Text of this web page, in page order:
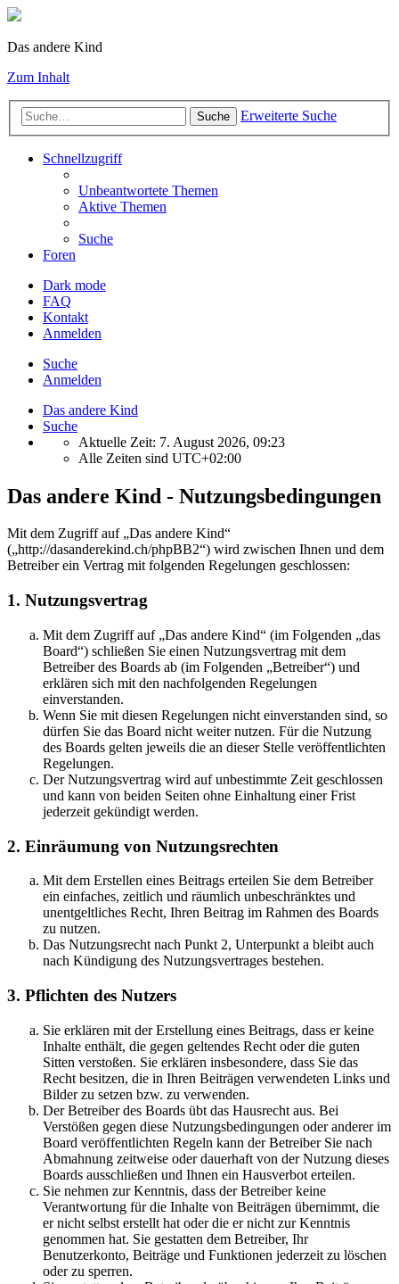
Das andere Kind
Zum Inhalt
Suche Erweiterte Suche
Schnellzugriff
Unbeantwortete Themen
Aktive Themen
Suche
Foren
Dark mode
FAQ
Kontakt
Anmelden
Suche
Anmelden
Das andere Kind
Suche
Aktuelle Zeit: 7. August 2026, 09:23
Alle Zeiten sind UTC+02:00
Das andere Kind - Nutzungsbedingungen
Mit dem Zugriff auf „Das andere Kind“
(„http://dasanderekind.ch/phpBB2“) wird zwischen Ihnen und dem
Betreiber ein Vertrag mit folgenden Regelungen geschlossen:
1. Nutzungsvertrag
Mit dem Zugriff auf „Das andere Kind“ (im Folgenden „das
Board“) schließen Sie einen Nutzungsvertrag mit dem
Betreiber des Boards ab (im Folgenden „Betreiber“) und
erklären sich mit den nachfolgenden Regelungen
einverstanden.
Wenn Sie mit diesen Regelungen nicht einverstanden sind, so
dürfen Sie das Board nicht weiter nutzen. Für die Nutzung
des Boards gelten jeweils die an dieser Stelle veröffentlichten
Regelungen.
Der Nutzungsvertrag wird auf unbestimmte Zeit geschlossen
und kann von beiden Seiten ohne Einhaltung einer Frist
jederzeit gekündigt werden.
2. Einräumung von Nutzungsrechten
Mit dem Erstellen eines Beitrags erteilen Sie dem Betreiber
ein einfaches, zeitlich und räumlich unbeschränktes und
unentgeltliches Recht, Ihren Beitrag im Rahmen des Boards
zu nutzen.
Das Nutzungsrecht nach Punkt 2, Unterpunkt a bleibt auch
nach Kündigung des Nutzungsvertrages bestehen.
3. Pflichten des Nutzers
Sie erklären mit der Erstellung eines Beitrags, dass er keine
Inhalte enthält, die gegen geltendes Recht oder die guten
Sitten verstoßen. Sie erklären insbesondere, dass Sie das
Recht besitzen, die in Ihren Beiträgen verwendeten Links und
Bilder zu setzen bzw. zu verwenden.
Der Betreiber des Boards übt das Hausrecht aus. Bei
Verstößen gegen diese Nutzungsbedingungen oder anderer im
Board veröffentlichten Regeln kann der Betreiber Sie nach
Abmahnung zeitweise oder dauerhaft von der Nutzung dieses
Boards ausschließen und Ihnen ein Hausverbot erteilen.
Sie nehmen zur Kenntnis, dass der Betreiber keine
Verantwortung für die Inhalte von Beiträgen übernimmt, die
er nicht selbst erstellt hat oder die er nicht zur Kenntnis
genommen hat. Sie gestatten dem Betreiber, Ihr
Benutzerkonto, Beiträge und Funktionen jederzeit zu löschen
oder zu sperren.